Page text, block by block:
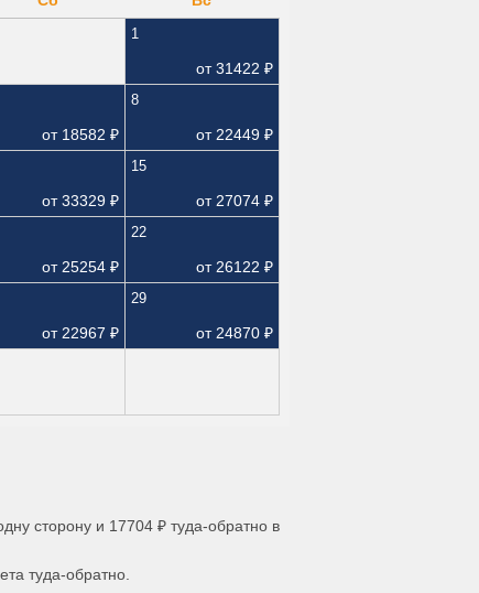
1
от 31422 ₽
от 18582 ₽
8
от 22449 ₽
от 33329 ₽
15
от 27074 ₽
от 25254 ₽
22
от 26122 ₽
от 22967 ₽
29
от 24870 ₽
сторону и 17704 ₽ туда-обратно в
туда-обратно.